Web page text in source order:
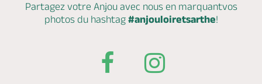
Partagez votre Anjou avec nous en marquantvos
photos du hashtag #anjouloiretsarthe!